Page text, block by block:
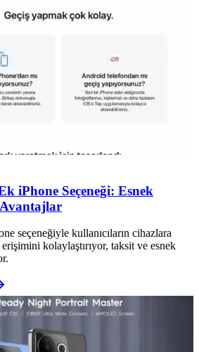
iPhone Seçeneği: Esnek
Avantajlar
seçeneğiyle kullanıcıların cihazlara
kolaylaştırıyor, taksit ve esnek